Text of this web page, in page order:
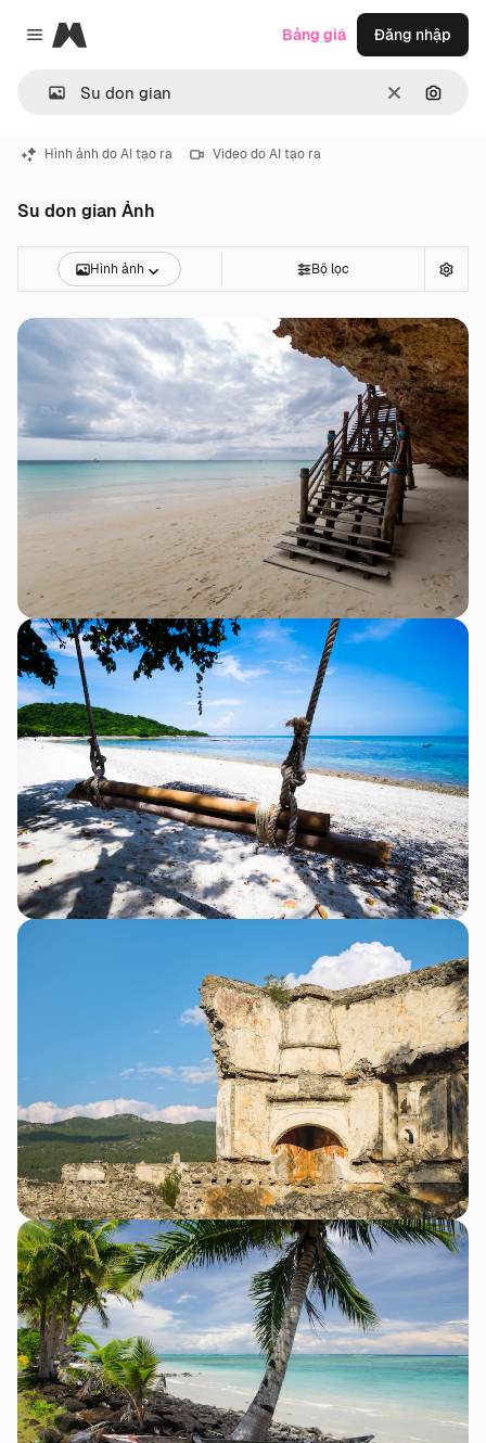
Close menu
Magnific
ThôngTìm
Bảng giá Đăng nhập
Hình ảnh do AI tạo ra Video do AI tạo ra
Su don gian Ảnh
Hình ảnh Bộ lọc